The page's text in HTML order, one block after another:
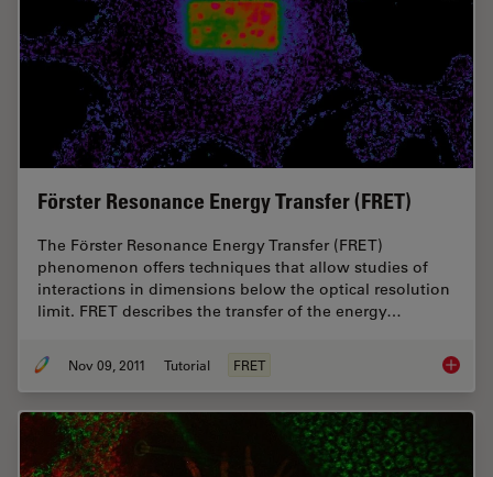
Förster Resonance Energy Transfer (FRET)
The Förster Resonance Energy Transfer (FRET)
phenomenon offers techniques that allow studies of
interactions in dimensions below the optical resolution
limit. FRET describes the transfer of the energy…
Nov 09, 2011 Tutorial FRET Förster